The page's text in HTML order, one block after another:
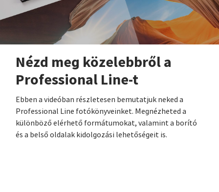
Nézd meg közelebbről a
Professional Line-t
Ebben a videóban részletesen bemutatjuk neked a
Professional Line fotókönyveinket. Megnézheted a
különböző elérhető formátumokat, valamint a borító
és a belső oldalak kidolgozási lehetőségeit is.